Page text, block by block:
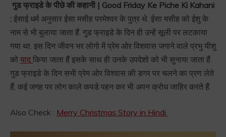
गुड फ्राइडे के पीछे की कहानी | Good Friday Ke Piche Ki Kahani
: ईसाई धर्म अनुसार ईसा मसीह परमेश्वर के पुत्र थे. ईसा मसीह को ईशु के
नाम से भी बुलाया जाता हैं. गुड फ्राइडे के दिन ही उन्हें सूली पर लटकाया
गया था. इस दिन जीवन भर लोगो में प्रेम ओर विशवास जगाने वाले प्रभु यीशु
को याद किया जाता हैं इसके साथ ही उनके उपदेशो को भी सुनाया जाता हैं.
गुड फ्राइडे के दिन सभी प्रेम ओर विश्वास की डगर पर चलने का प्रण लेते
हैं, कई जगह पर लोग काले कपडे पहन कर भी अपन क्रोध जाहिर करते हैं.
Also Check : Merry Christmas Story in Hindi